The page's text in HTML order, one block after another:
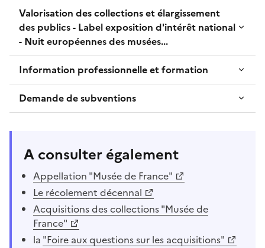
Valorisation des collections et élargissement
des publics - Label exposition d'intérêt national
- Nuit européennes des musées...
Information professionnelle et formation
Demande de subventions
A consulter également
Appellation "Musée de France"
Le récolement décennal
Acquisitions des collections "Musée de
France"
la "Foire aux questions sur les acquisitions"